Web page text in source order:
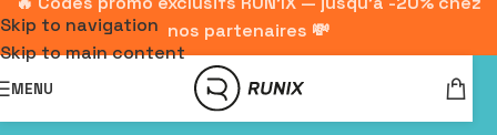
Skip to navigation
Skip to main content
nos partenaires 💸
MENU